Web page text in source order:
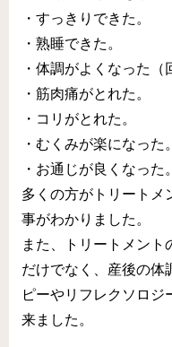
・すっきりできた。
・熟睡できた。
・体調がよくなった（
・筋肉痛がとれた。
・コリがとれた。
・むくみが楽になった。
・お通じが良くな
多くの方がトリートメ
事がわかりました。
また、トリートメント
だけでなく、産後の体
ピーやリフレクソロジ
来ました。